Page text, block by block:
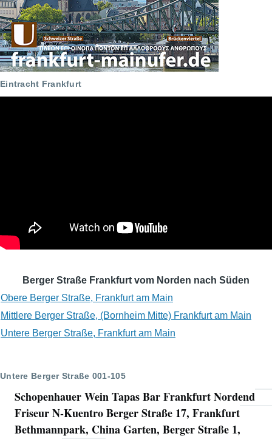
Eintracht Frankfurt
Berger Straße Frankfurt vom Norden nach Süden
Obere Berger Straße, Frankfurt am Main
Mittlere Berger Straße, (Bornheim Mitte) Frankfurt am Main
Untere Berger Straße, Frankfurt am Main
Untere Berger Straße 001-105
Schopenhauer Wein Tapas Bar Frankfurt Nordend
Friseur N-Kuentro Berger Straße 17, Frankfurt
Bethmannpark, China Garten, Berger Straße 1,